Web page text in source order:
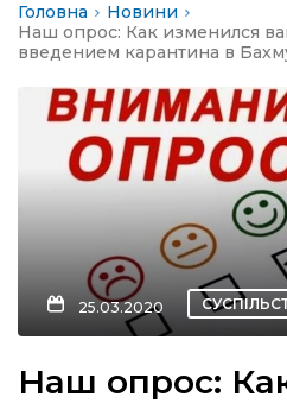
евакуації
Головна
Новини
Наш опрос: Как изменился
введением карантина в
25.03.2020
Наш опрос: